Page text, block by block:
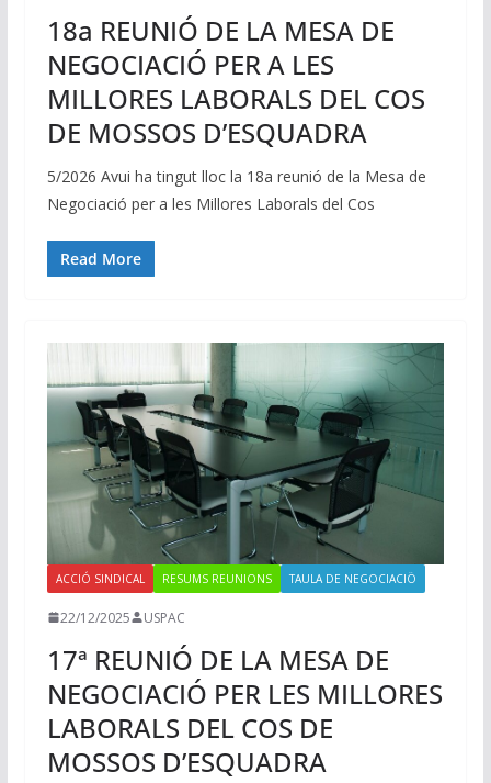
18a REUNIÓ DE LA MESA DE
NEGOCIACIÓ PER A LES
MILLORES LABORALS DEL COS
DE MOSSOS D’ESQUADRA
5/2026 Avui ha tingut lloc la 18a reunió de la Mesa de
Negociació per a les Millores Laborals del Cos
Read More
ACCIÓ SINDICAL RESUMS REUNIONS TAULA DE NEGOCIACIÖ
22/12/2025 USPAC
17ª REUNIÓ DE LA MESA DE
NEGOCIACIÓ PER LES MILLORES
LABORALS DEL COS DE
MOSSOS D’ESQUADRA